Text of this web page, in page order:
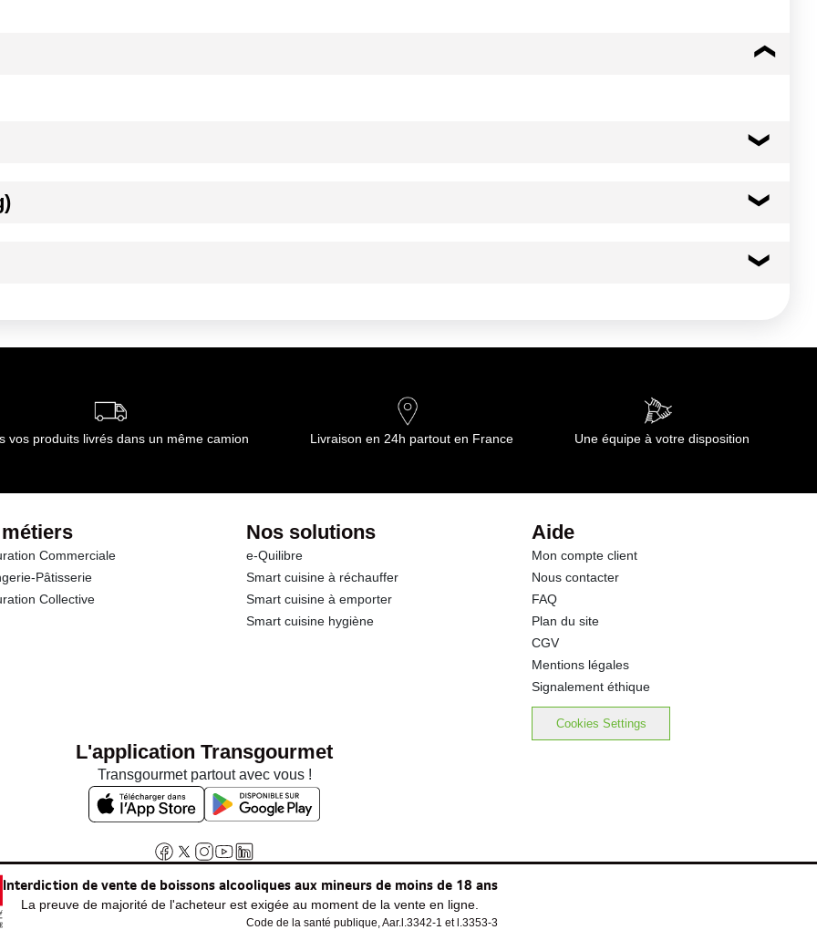
gélifiant, chocolat 65%.
de Transgourmet Opérations
vos produits livrés dans un même camion Livraison en 24h partout en France Une équipe à votre disposition
Commerciale
Pâtisserie
Collective
Nos solutions
e-Quilibre
Smart cuisine à réchauffer
Smart cuisine à emporter
Smart cuisine hygiène
Aide
Mon compte client
Nous contacter
FAQ
Plan du site
CGV
Mentions légales
Signalement éthique
Cookies Settings
L'application Transgourmet
Transgourmet partout avec vous !
Interdiction de vente de boissons alcooliques aux mineurs de moins de 18 ans
La preuve de majorité de l'acheteur est exigée au moment de la vente en ligne.
Code de la santé publique, Aar.l.3342-1 et l.3353-3